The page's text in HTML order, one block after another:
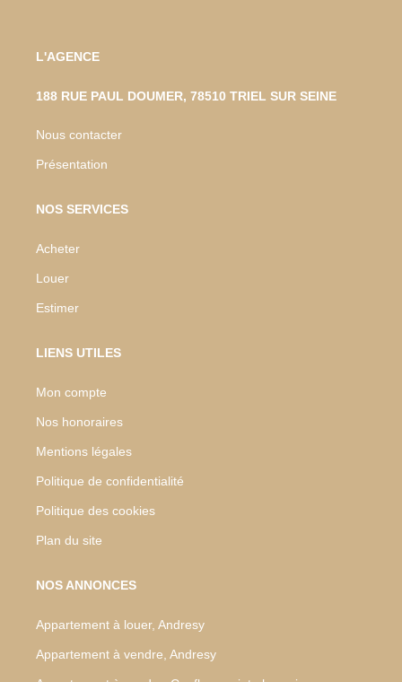
L'AGENCE
188 RUE PAUL DOUMER, 78510 TRIEL SUR SEINE
Nous contacter
Présentation
NOS SERVICES
Acheter
Louer
Estimer
LIENS UTILES
Mon compte
Nos honoraires
Mentions légales
Politique de confidentialité
Politique des cookies
Plan du site
NOS ANNONCES
Appartement à louer, Andresy
Appartement à vendre, Andresy